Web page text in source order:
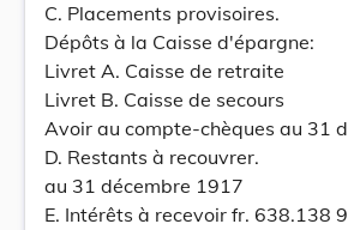
C. Placements provisoires.
Dépôts à la Caisse d'épargne:
Livret A. Caisse de retraite
Livret B. Caisse de secours
Avoir au compte-chèques au 31
D. Restants à recouvrer.
au 31 décembre 1917
E. Intérêts à recevoir fr. 638.138